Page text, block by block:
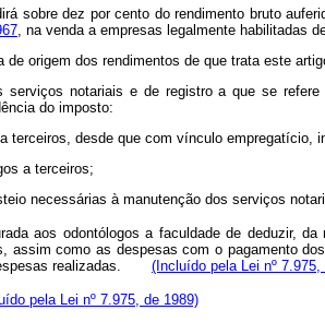
sobre dez por cento do rendimento bruto
, na venda a empresas legalmente habilitadas
de origem dos rendimentos de que trata este
serviços notariais e de registro a que se refere
do imposto:
a terceiros, desde que com vínculo
a terceiros;
necessárias à manutenção dos serviços
aos odontólogos a faculdade de deduzir,
assim como as despesas com o pagamento
realizadas. (Incluído pela Lei nº 7.975,
pela Lei nº 7.975, de 1989)